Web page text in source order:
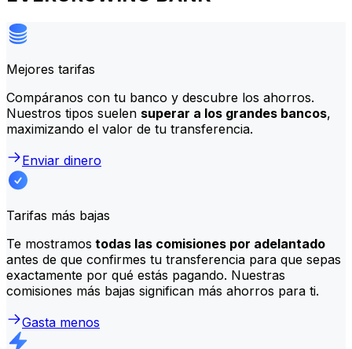
Mejores tarifas
Compáranos con tu banco y descubre los ahorros.
Nuestros tipos suelen superar a los grandes bancos,
maximizando el valor de tu transferencia.
Enviar dinero
Tarifas más bajas
Te mostramos todas las comisiones por adelantado
antes de que confirmes tu transferencia para que sepas
exactamente por qué estás pagando. Nuestras
comisiones más bajas significan más ahorros para ti.
Gasta menos